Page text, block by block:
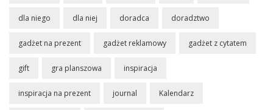
dla niego dla niej doradca doradztwo
gadżet na prezent gadżet reklamowy gadżet z cytatem
gift gra planszowa inspiracja
inspiracja na prezent journal Kalendarz